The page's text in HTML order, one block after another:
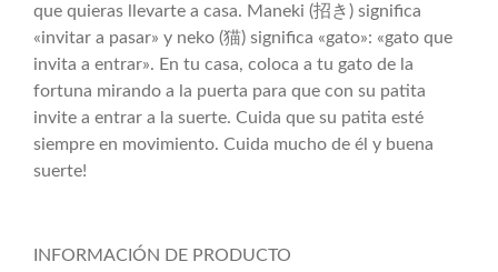
que quieras llevarte a casa. Maneki (招き) significa
«invitar a pasar» y neko (猫) significa «gato»: «gato que
invita a entrar». En tu casa, coloca a tu gato de la
fortuna mirando a la puerta para que con su patita
invite a entrar a la suerte. Cuida que su patita esté
siempre en movimiento. Cuida mucho de él y buena
suerte!
INFORMACIÓN DE PRODUCTO